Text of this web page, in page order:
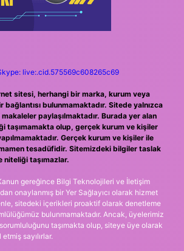
live:.cid.575569c608265c69
sitesi, herhangi bir marka, kurum veya
bağlantısı bulunmamaktadır. Sitede yalnızca
makaleler paylaşılmaktadır. Burada yer alan
taşımamakta olup, gerçek kurum ve kişiler
Gerçek kurum ve kişiler ile
tesadüfidir. Sitemizdeki bilgiler taslak
niteliği taşımazlar.
gereğince Bilgi Teknolojileri ve İletişim
onaylanmış bir Yer Sağlayıcı olarak hizmet
sitedeki içerikleri proaktif olarak denetleme
bulunmamaktadır. Ancak, üyelerimiz
taşımakta olup, siteye üye olarak
sayılırlar.